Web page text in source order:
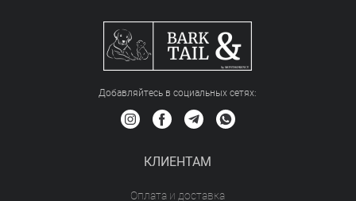
Добавляйтесь в социальных сетяx:
КЛИЕНТАМ
Оплата и доставка